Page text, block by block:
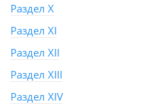
Раздел X
Раздел XI
Раздел XII
Раздел XIII
Раздел XIV